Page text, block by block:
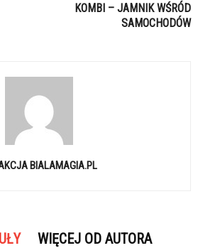
KOMBI – JAMNIK WŚRÓD
SAMOCHODÓW
BIALAMAGIA.PL
WIĘCEJ OD AUTORA